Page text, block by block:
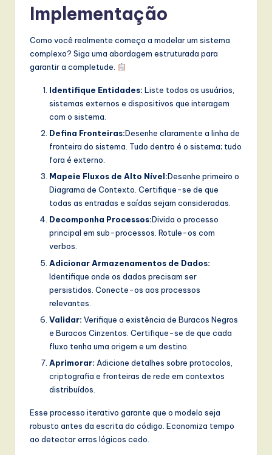
Implementação
Como você realmente começa a modelar um sistema
complexo? Siga uma abordagem estruturada para
garantir a completude.
Identifique Entidades: Liste todos os usuários,
sistemas externos e dispositivos que interagem
com o sistema.
Defina Fronteiras:Desenhe claramente a linha de
fronteira do sistema. Tudo dentro é o sistema; tudo
fora é externo.
Mapeie Fluxos de Alto Nível:Desenhe primeiro o
Diagrama de Contexto. Certifique-se de que
todas as entradas e saídas sejam consideradas.
Decomponha Processos:Divida o processo
principal em sub-processos. Rotule-os com
verbos.
Adicionar Armazenamentos de Dados:
Identifique onde os dados precisam ser
persistidos. Conecte-os aos processos
relevantes.
Validar: Verifique a existência de Buracos Negros
e Buracos Cinzentos. Certifique-se de que cada
fluxo tenha uma origem e um destino.
Aprimorar: Adicione detalhes sobre protocolos,
criptografia e fronteiras de rede em contextos
distribuídos.
Esse processo iterativo garante que o modelo seja
robusto antes da escrita do código. Economiza tempo
ao detectar erros lógicos cedo.